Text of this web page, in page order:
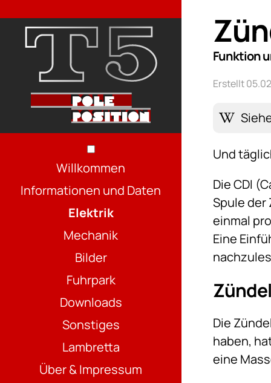
Willkommen
Informationen und Daten
Elektrik
Mechanik
Bilder
Fuhrpark
Downloads
Sonstiges
Lambretta
Über & Impressum
Funktion
Erstellt
Und
Die CDI
Spule
einmal
Eine
Die
haben,
eine